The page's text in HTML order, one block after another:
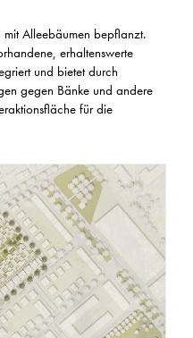
Alleebäumen bepflanzt.
erhaltenswerte
und bietet durch
gegen Bänke und andere
für die